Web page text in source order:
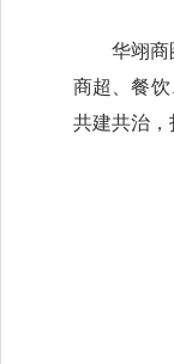
华翊商
商超、餐
共建共治，